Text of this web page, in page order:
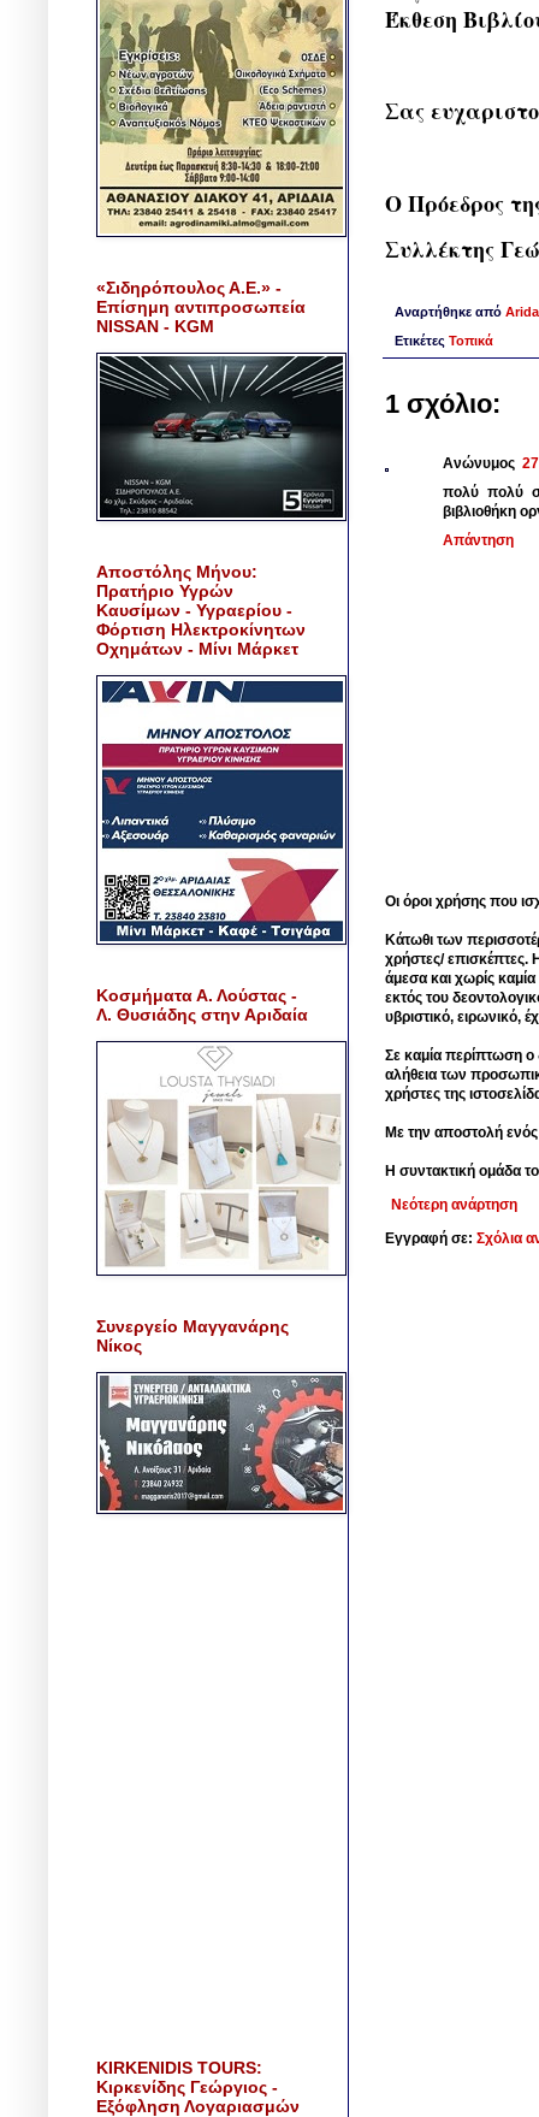
Έκθεση
Σας
Ο Πρόεδρος
Συλλέκτης
Αναρτήθηκε από
Ετικέτες Τοπικά
1 σχόλιο:
Ανώνυμος
πολύ πολύ
βιβλιοθήκη
Απάντηση
Οι όροι χρήσης που
Κάτωθι των
χρήστες/ επισκέπτες.
άμεσα και χωρίς
εκτός του
υβριστικό, ειρωνικό,
Σε καμία περίπτωση ο
αλήθεια των
χρήστες της
Με την αποστολή
Η συντακτική ομάδα
Νεότερη ανάρτηση
Εγγραφή σε: Σχόλια
«Σιδηρόπουλος Α.Ε.» -
Επίσημη αντιπροσωπεία
NISSAN - KGM
Αποστόλης Μήνου:
Πρατήριο Υγρών
Καυσίμων - Υγραερίου -
Φόρτιση Ηλεκτροκίνητων
Οχημάτων - Μίνι Μάρκετ
Κοσμήματα Α. Λούστας -
Λ. Θυσιάδης στην Αριδαία
Συνεργείο Μαγγανάρης
Νίκος
KIRKENIDIS TOURS:
Κιρκενίδης Γεώργιος -
Εξόφληση Λογαριασμών